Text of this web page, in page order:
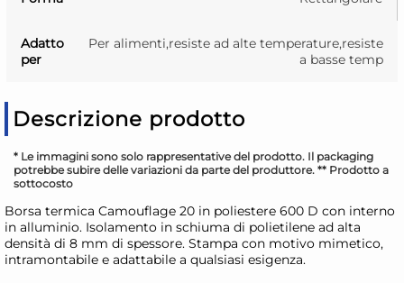
Adatto
per
Per alimenti,resiste ad alte temperature,resiste
a basse temp
Descrizione prodotto
* Le immagini sono solo rappresentative del prodotto. Il packaging
potrebbe subire delle variazioni da parte del produttore. ** Prodotto a
sottocosto
Borsa termica Camouflage 20 in poliestere 600 D con interno
in alluminio. Isolamento in schiuma di polietilene ad alta
densità di 8 mm di spessore. Stampa con motivo mimetico,
intramontabile e adattabile a qualsiasi esigenza.